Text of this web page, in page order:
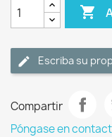

Escriba su
Compartir
Póngase en